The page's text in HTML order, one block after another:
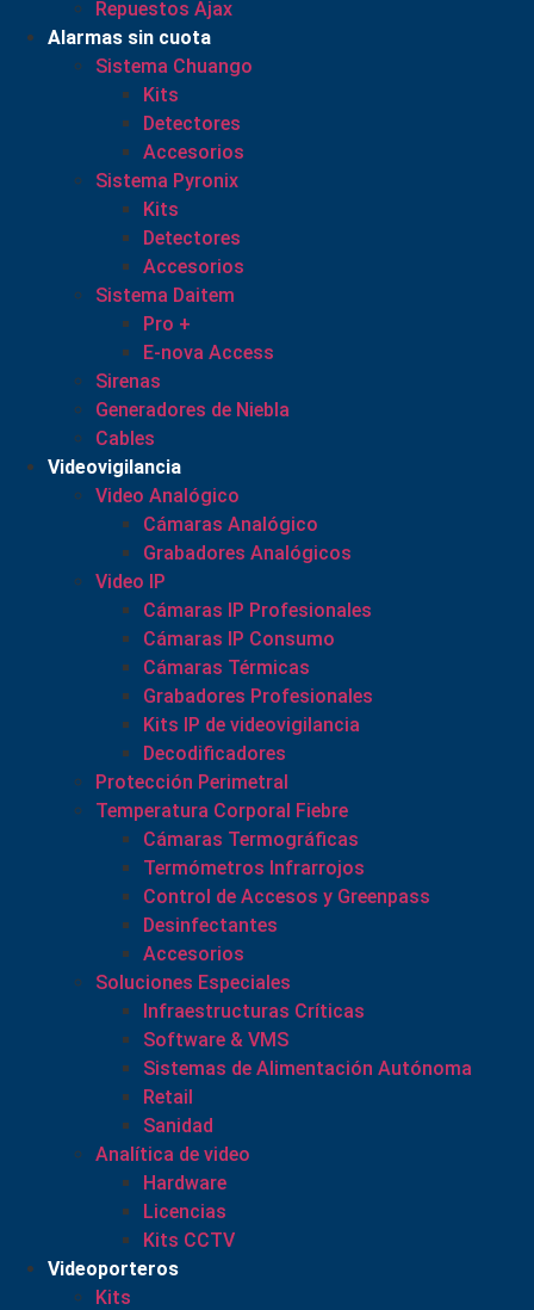
Repuestos Ajax
Alarmas sin cuota
Sistema Chuango
Kits
Detectores
Accesorios
Sistema Pyronix
Kits
Detectores
Accesorios
Sistema Daitem
Pro +
E-nova Access
Sirenas
Generadores de Niebla
Cables
Videovigilancia
Video Analógico
Cámaras Analógico
Grabadores Analógicos
Video IP
Cámaras IP Profesionales
Cámaras IP Consumo
Cámaras Térmicas
Grabadores Profesionales
Kits IP de videovigilancia
Decodificadores
Protección Perimetral
Temperatura Corporal Fiebre
Cámaras Termográficas
Termómetros Infrarrojos
Control de Accesos y Greenpass
Desinfectantes
Accesorios
Soluciones Especiales
Infraestructuras Críticas
Software & VMS
Sistemas de Alimentación Autónoma
Retail
Sanidad
Analítica de video
Hardware
Licencias
Kits CCTV
Videoporteros
Kits